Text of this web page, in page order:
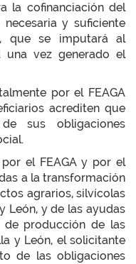
la cofinanciación del
y suficiente
que se imputará al
una vez generado el
por el FEAGA
acrediten que
sus obligaciones
el FEAGA y por el
a la transformación
agrarios, silvícolas
León, y de las ayudas
producción de las
y León, el solicitante
de las obligaciones